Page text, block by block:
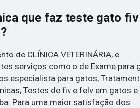
que faz teste gato fiv
de CLÍNICA VETERINÁRIA, e
serviços como o de Exame para
especialista para gatos,
Testes de fiv e felv em gatos e
Para uma maior satisfação dos